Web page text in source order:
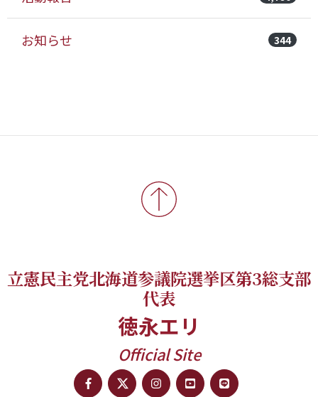
お知らせ 344
立憲民主党北海道参議院選挙区第3総支部
代表
徳永エリ
Official Site